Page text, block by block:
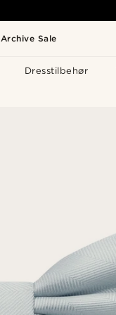
Archive Sale
Dresstilbehør